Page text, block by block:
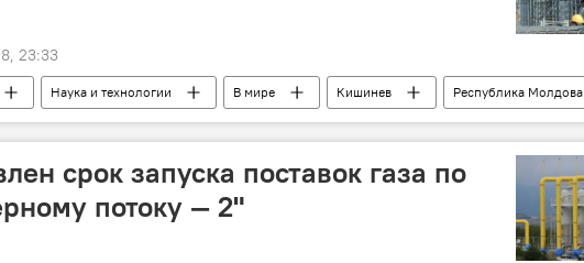
23:33
Наука и технологии В мире Кишинев
Республика Молдова
работа опасность мужчины труд
срок запуска поставок газа по
потоку — 2"